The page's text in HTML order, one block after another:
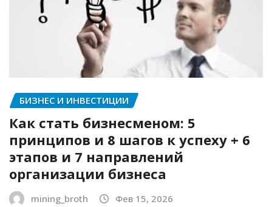
БИЗНЕС И ИНВЕСТИЦИИ
Как стать бизнесменом: 5
принципов и 8 шагов к успеху + 6
этапов и 7 направлений
организации бизнеса
mining_broth Фев 15, 2026